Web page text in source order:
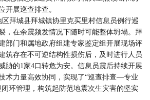
开展巡查排查。
拜城县拜城镇协里克买里村信息员例行巡
，在余震频发情况下随时可能整体坍塌。拜
部门和属地政府组建专家鉴定组开展现场评
筑存在不可逆结构性损伤后，及时进行人员
胁的1家4口转危为安。信息员震后持续开展
术力量高效协同，实现了“巡查排查—专业
环管理，构筑起防范地震次生灾害的坚实